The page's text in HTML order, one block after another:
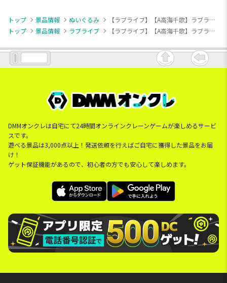
トップ 景品情報 ぬいぐるみ
【ラブライブ】【A高海千歌】ラブライブ！サンシャイン!! 寝そべり ぬいぐるみ～永久hours～ Vol.1（EX）
トップ
景品情報 ラブライブ 【ラブライブ】【A高海千歌】ラブライブ！サンシャイン!! 寝そべり ぬいぐるみ～永久hours～ Vol.1（EX）
DMMオンクレは自宅にて24時間オンラインクレーンゲームが楽しめるサービ
スです。
遊べる景品は3,000点以上！発送依頼を行えばご自宅に獲得した景品をお届
け！
ゲット保証機能があるので、初心者の方でも安心して楽しめます。